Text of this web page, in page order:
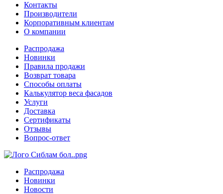
Контакты
Производители
Корпоративным клиентам
О компании
Распродажа
Новинки
Правила продажи
Возврат товара
Способы оплаты
Калькулятор веса фасадов
Услуги
Доставка
Сертификаты
Отзывы
Вопрос-ответ
Распродажа
Новинки
Новости